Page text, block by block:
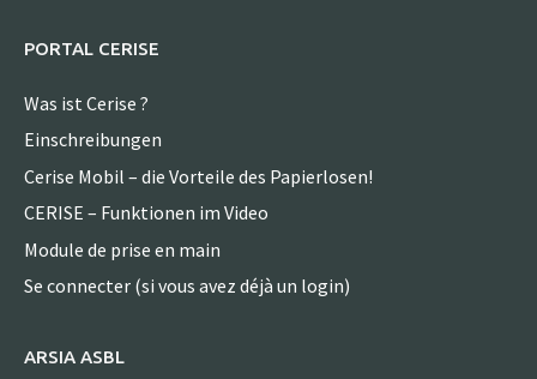
PORTAL CERISE
Was ist Cerise ?
Einschreibungen
Cerise Mobil – die Vorteile des Papierlosen!
CERISE – Funktionen im Video
Module de prise en main
Se connecter (si vous avez déjà un login)
ARSIA ASBL